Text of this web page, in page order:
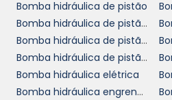
equipamento.
TÉCNICAS DA
CENTRÍFUGA
Bomba hidráulica de pistão
Bomba hidráulica de pistão cotar
Bomba hidráulica de pistão loja
Bomba hidráulica de pistão orçamento
Bomba hidráulica elétrica
Bomba hidráulica engrenagem valor